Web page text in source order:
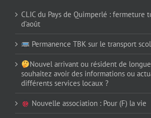
CLIC du Pays de Quimperlé : fermeture
d’août
Permanence TBK sur le transport
Nouvel arrivant ou résident de
souhaitez avoir des informations ou
différents services locaux ?
Nouvelle association : Pour (F) la vie